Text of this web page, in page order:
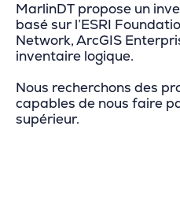
MarlinDT propose un
basé sur l’ESRI
Network, ArcGIS
inventaire logique.
Nous recherchons des
capables de nous faire
supérieur.